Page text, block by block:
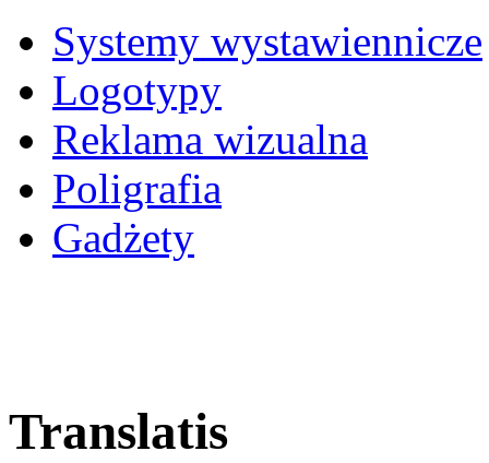
Systemy wystawiennicze
Logotypy
Reklama wizualna
Poligrafia
Gadżety
Translatis